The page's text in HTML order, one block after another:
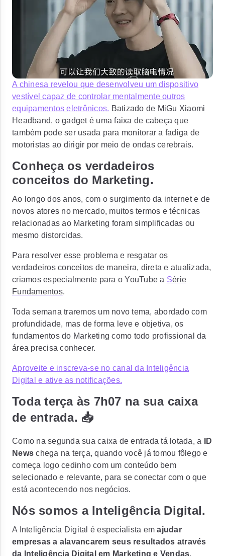
A chinesa revelou que desenvolveu um dispositivo
vestível capaz de controlar mentalmente outros
equipamentos eletrônicos. Batizado de MiGu Xiaomi
Headband, o gadget é uma faixa de cabeça que
também pode ser usada para monitorar a fadiga de
motoristas ao dirigir por meio de ondas cerebrais.
Conheça os verdadeiros
conceitos do Marketing.
Ao longo dos anos, com o surgimento da internet e de
novos atores no mercado, muitos termos e técnicas
relacionadas ao Marketing foram simplificadas ou
mesmo distorcidas.
Para resolver esse problema e resgatar os
verdadeiros conceitos de maneira, direta e atualizada,
criamos especialmente para o YouTube a Série
Fundamentos.
Toda semana traremos um novo tema, abordado com
profundidade, mas de forma leve e objetiva, os
fundamentos do Marketing como todo profissional da
área precisa conhecer.
Aproveite e inscreva-se no canal da Inteligência
Digital e ative as notificações.
Toda terça às 7h07 na sua caixa
de entrada. 📥
Como na segunda sua caixa de entrada tá lotada, a
ID
Newschega na terça, quando você já tomou fôlego e
começa logo cedinho com um conteúdo bem
selecionado e relevante, para se conectar com o que
está acontecendo nos negócios.
Nós somos a Inteligência Digital.
A Inteligência Digital é especialista emajudar
empresas a alavancarem seus resultados através
da Inteligência Digital em Marketing e Vendas,